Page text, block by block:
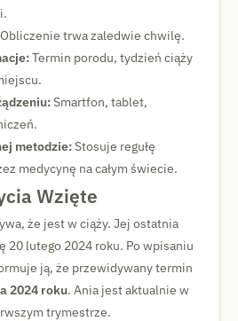
Obliczenie trwa zaledwie chwilę.
Termin porodu, tydzień ciąży
Smartfon, tablet,
metodzie:Stosuje regułę
medycynę na całym świecie.
Wzięte
że jest w ciąży. Jej ostatnia
20 lutego 2024 roku. Po wpisaniu
ją, że przewidywany termin
2024 roku. Ania jest aktualnie w
trymestrze.